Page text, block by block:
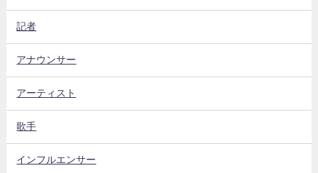
記者
アナウンサー
アーティスト
歌手
インフルエンサー